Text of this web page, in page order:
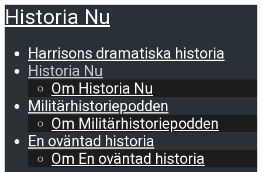
Historia Nu
Harrisons dramatiska historia
Historia Nu
Om Historia Nu
Militärhistoriepodden
Om Militärhistoriepodden
En oväntad historia
Om En oväntad historia